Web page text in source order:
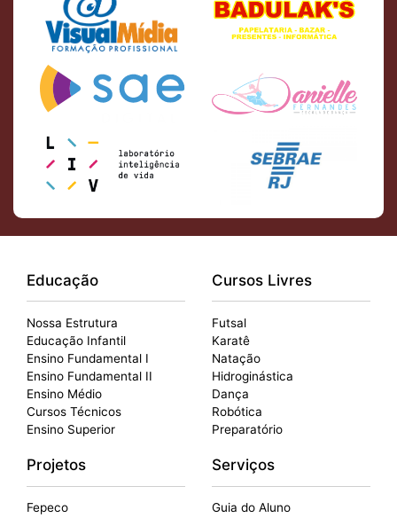
Educação
Nossa Estrutura
Educação Infantil
Ensino Fundamental I
Ensino Fundamental II
Ensino Médio
Cursos Técnicos
Ensino Superior
Cursos Livres
Futsal
Karatê
Natação
Hidroginástica
Dança
Robótica
Preparatório
Projetos
Fepeco
Serviços
Guia do Aluno